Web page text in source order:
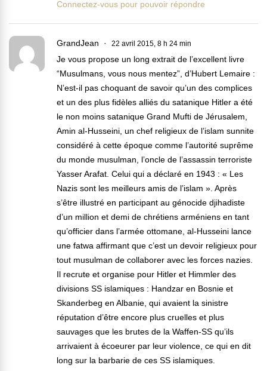
Connectez-vous pour pouvoir répondre
GrandJean 22 avril 2015, 8 h 24 min
Je vous propose un long extrait de l’excellent livre
“Musulmans, vous nous mentez”, d’Hubert Lemaire :
N’est-il pas choquant de savoir qu’un des complices
et un des plus fidèles alliés du satanique Hitler a été
le non moins satanique Grand Mufti de Jérusalem,
Amin al-Husseini, un chef religieux de l’islam sunnite
considéré à cette époque comme l’autorité suprême
du monde musulman, l’oncle de l’assassin terroriste
Yasser Arafat. Celui qui a déclaré en 1943 : « Les
Nazis sont les meilleurs amis de l’islam ». Après
s’être illustré en participant au génocide djihadiste
d’un million et demi de chrétiens arméniens en tant
qu’officier dans l’armée ottomane, al-Husseini lance
une fatwa affirmant que c’est un devoir religieux pour
tout musulman de collaborer avec les forces nazies.
Il recrute et organise pour Hitler et Himmler des
divisions SS islamiques : Handzar en Bosnie et
Skanderbeg en Albanie, qui avaient la sinistre
réputation d’être encore plus cruelles et plus
sauvages que les brutes de la Waffen-SS qu’ils
arrivaient à écoeurer par leur violence, ce qui en dit
long sur la barbarie de ces SS islamiques.